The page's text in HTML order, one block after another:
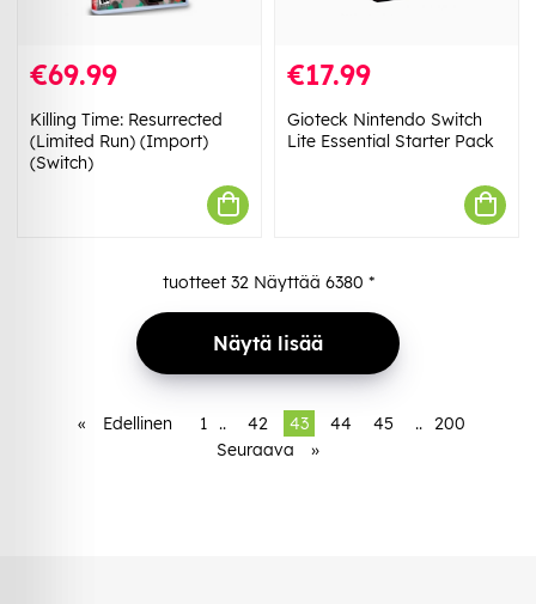
€69.99
Killing Time: Resurrected
(Limited Run) (Import)
(Switch)
€17.99
Gioteck Nintendo Switch
Lite Essential Starter Pack
tuotteet 32Näyttää 6380 *
Näytä lisää
« Edellinen 1 .. 42 43 44 45 .. 200
Seuraava
»